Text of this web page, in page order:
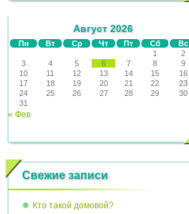
Август 2026
Пн Вт Ср Чт Пт Сб
Вс
1
2
3
4 5 6 7 8
9
10
11 12 13 14 15
16
17
18 19 20 21 22
23
24
25 26 27 28 29
30
31
« Фев
Свежие записи
Кто такой домовой?